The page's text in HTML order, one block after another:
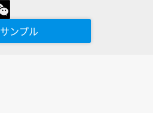
サンプル